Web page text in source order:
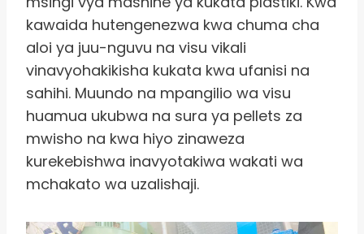
kawaida hutengenezwa kwa chuma cha
aloi ya juu-nguvu na visu vikali
vinavyohakikisha kukata kwa ufanisi na
sahihi. Muundo na mpangilio wa visu
huamua ukubwa na sura ya pellets za
mwisho na kwa hiyo zinaweza
kurekebishwa inavyotakiwa wakati wa
mchakato wa uzalishaji.